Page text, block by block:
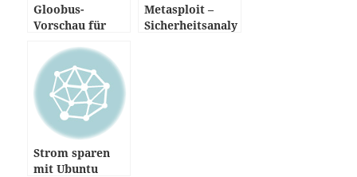
Gloobus-
Vorschau für
Metasploit –
Sicherheitsanaly
Strom sparen
mit Ubuntu